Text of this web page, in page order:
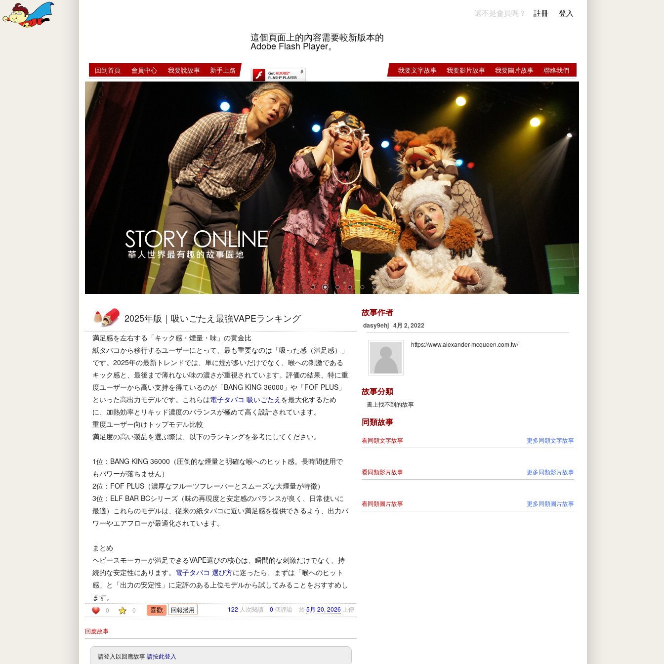
還不是會員嗎？ 註冊 登入
這個頁面上的內容需要較新版本的
Adobe Flash Player。
回到首頁 會員中心 我要說故事 新手上路 我要文字故事 我要影片故事 我要圖片故事 聯絡我們
2025年版｜吸いごたえ最強VAPEランキング
満足感を左右する「キック感・煙量・味」の黄金比
紙タバコから移行するユーザーにとって、最も重要なのは「吸った感（満足感）」
です。2025年の最新トレンドでは、単に煙が多いだけでなく、喉への刺激である
キック感と、最後まで薄れない味の濃さが重視されています。評価の結果、特に重
度ユーザーから高い支持を得ているのが「BANG KING 36000」や「FOF PLUS」
といった高出力モデルです。これらは電子タバコ 吸いごたえ を最大化するため
に、加熱効率とリキッド濃度のバランスが極めて高く設計されています。
重度ユーザー向けトップモデル比較
満足度の高い製品を選ぶ際は、以下のランキングを参考にしてください。
1位：BANG KING 36000（圧倒的な煙量と明確な喉へのヒット感。長時間使用で
もパワーが落ちません）
2位：FOF PLUS（濃厚なフルーツフレーバーとスムーズな大煙量が特徴）
3位：ELF BAR BCシリーズ​（味の再現度と安定感のバランスが良く、日常使いに
最適）これらのモデルは、従来の紙タバコに近い満足感を提供できるよう、出力パ
ワーやエアフローが最適化されています。
​まとめ​
ヘビースモーカーが満足できるVAPE選びの核心は、瞬間的な刺激だけでなく、持
続的な安定性にあります。 電子タバコ 選び方に迷ったら、まずは「喉へのヒット
感」と「出力の安定性」に定評のある上位モデルから試してみることをおすすめし
ます。
0 0 回報濫用 122 人次閱讀 0 個評論 於5月 20, 2026 上傳
回應故事
請登入以回應故事請按此登入
故事作者
dasy9ehj 4月 2, 2022
https://www.alexander-mcqueen.com.tw/
故事分類
書上找不到的故事
同類故事
看同類文字故事 更多同類文字故事
看同類影片故事 更多同類影片故事
看同類圖片故事 更多同類圖片故事